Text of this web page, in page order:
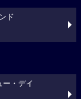
ド
・デイ